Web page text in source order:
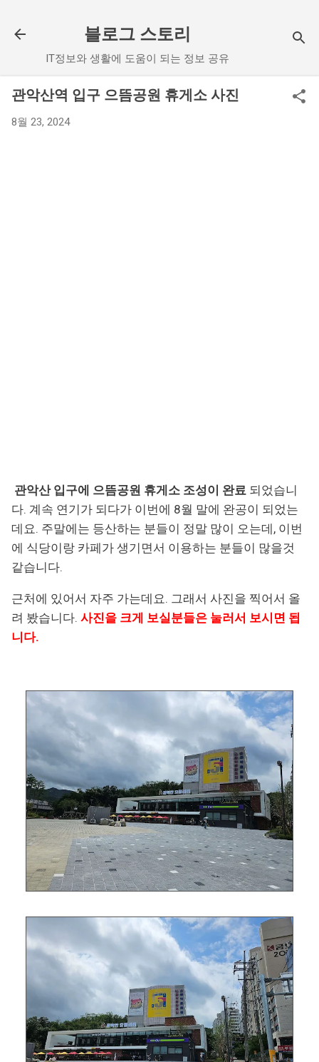
블로그 스토리
IT정보와 생활에 도움이 되는 정보 공유
관악산역 입구 으뜸공원 휴게소 사진
8월 23, 2024
관악산 입구에 으뜸공원 휴게소 조성이 완료 되었습니
다. 계속 연기가 되다가 이번에 8월 말에 완공이 되었는
데요. 주말에는 등산하는 분들이 정말 많이 오는데, 이번
에 식당이랑 카페가 생기면서 이용하는 분들이 많을것
같습니다.
근처에 있어서 자주 가는데요. 그래서 사진을 찍어서 올
려 봤습니다. 사진을 크게 보실분들은 눌러서 보시면 됩
니다.